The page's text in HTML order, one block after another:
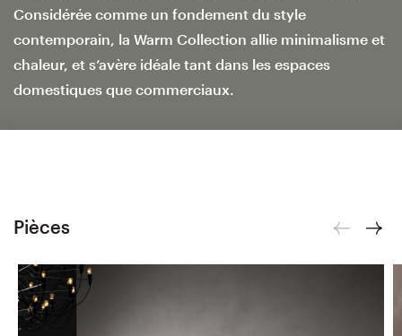
Considérée comme un fondement du style
contemporain, la Warm Collection allie minimalisme et
chaleur, et s’avère idéale tant dans les espaces
domestiques que commerciaux.
Pièces